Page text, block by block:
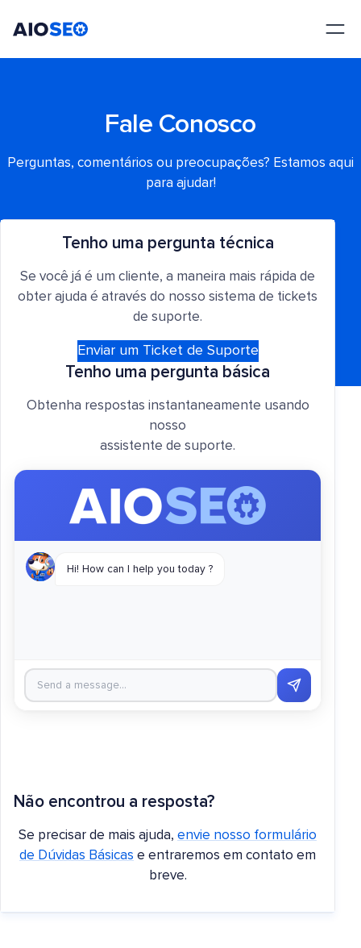
Fale Conosco
Perguntas, comentários ou preocupações? Estamos aqui
para ajudar!
Tenho uma pergunta técnica
Se você já é um cliente, a maneira mais rápida de
obter ajuda é através do nosso sistema de tickets
de suporte.
Enviar um Ticket de Suporte
Tenho uma pergunta básica
Obtenha respostas instantaneamente usando
nosso
assistente de suporte.
Não encontrou a resposta?
Se precisar de mais ajuda, envie nosso formulário
de Dúvidas Básicas e entraremos em contato em
breve.